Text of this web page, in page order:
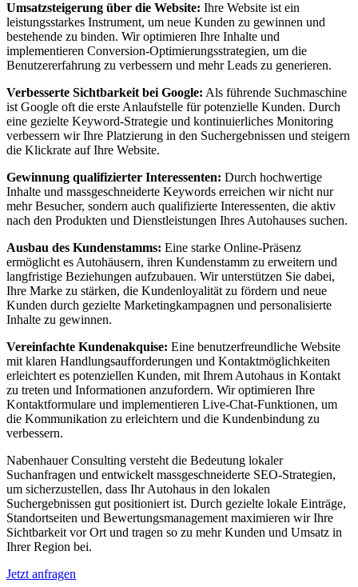
Umsatzsteigerung über die Website: Ihre Website ist ein
leistungsstarkes Instrument, um neue Kunden zu gewinnen und
bestehende zu binden. Wir optimieren Ihre Inhalte und
implementieren Conversion-Optimierungsstrategien, um die
Benutzererfahrung zu verbessern und mehr Leads zu generieren.
Verbesserte Sichtbarkeit bei Google: Als führende Suchmaschine
ist Google oft die erste Anlaufstelle für potenzielle Kunden. Durch
eine gezielte Keyword-Strategie und kontinuierliches Monitoring
verbessern wir Ihre Platzierung in den Suchergebnissen und steigern
die Klickrate auf Ihre Website.
Gewinnung qualifizierter Interessenten: Durch hochwertige
Inhalte und massgeschneiderte Keywords erreichen wir nicht nur
mehr Besucher, sondern auch qualifizierte Interessenten, die aktiv
nach den Produkten und Dienstleistungen Ihres Autohauses suchen.
Ausbau des Kundenstamms: Eine starke Online-Präsenz
ermöglicht es Autohäusern, ihren Kundenstamm zu erweitern und
langfristige Beziehungen aufzubauen. Wir unterstützen Sie dabei,
Ihre Marke zu stärken, die Kundenloyalität zu fördern und neue
Kunden durch gezielte Marketingkampagnen und personalisierte
Inhalte zu gewinnen.
Vereinfachte Kundenakquise: Eine benutzerfreundliche Website
mit klaren Handlungsaufforderungen und Kontaktmöglichkeiten
erleichtert es potenziellen Kunden, mit Ihrem Autohaus in Kontakt
zu treten und Informationen anzufordern. Wir optimieren Ihre
Kontaktformulare und implementieren Live-Chat-Funktionen, um
die Kommunikation zu erleichtern und die Kundenbindung zu
verbessern.
Nabenhauer Consulting versteht die Bedeutung lokaler
Suchanfragen und entwickelt massgeschneiderte SEO-Strategien,
um sicherzustellen, dass Ihr Autohaus in den lokalen
Suchergebnissen gut positioniert ist. Durch gezielte lokale Einträge,
Standortseiten und Bewertungsmanagement maximieren wir Ihre
Sichtbarkeit vor Ort und tragen so zu mehr Kunden und Umsatz in
Ihrer Region bei.
Jetzt anfragen